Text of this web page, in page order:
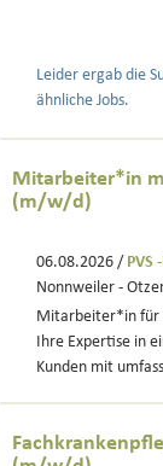
Leider ergab die
ähnliche Jobs.
Mitarbeiter*in
(m/w/d)
06.08.2026 / PVS
Nonnweiler -
Mitarbeiter*in für
Ihre Expertise in
Kunden mit